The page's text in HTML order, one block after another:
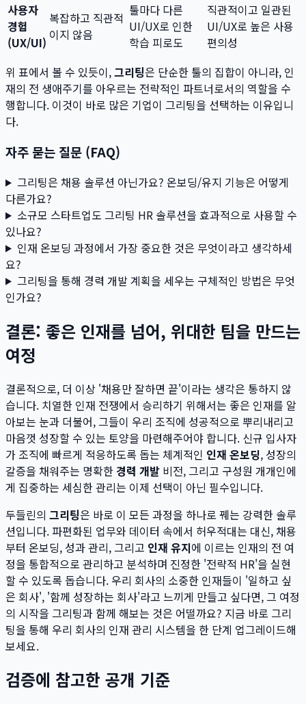
사용자
경험
(UX/UI)
복잡하고 직관적
이지 않음
툴마다 다른
UI/UX로 인한
학습 피로도
직관적이고 일관된
UI/UX로 높은 사용
편의성
위 표에서 볼 수 있듯이,그리팅은 단순한 툴의 집합이 아니라, 인
재의 전 생애주기를 아우르는 전략적인 파트너로서의 역할을 수
행합니다. 이것이 바로 많은 기업이 그리팅을 선택하는 이유입니
다.
자주 묻는 질문 (FAQ)
그리팅은 채용 솔루션 아닌가요? 온보딩/유지 기능은 어떻게
다른가요?
소규모 스타트업도 그리팅 HR 솔루션을 효과적으로 사용할 수
있나요?
인재 온보딩 과정에서 가장 중요한 것은 무엇이라고 생각하세
요?
그리팅을 통해 경력 개발 계획을 세우는 구체적인 방법은 무엇
인가요?
결론: 좋은 인재를 넘어, 위대한 팀을 만드는
여정
결론적으로, 더 이상 '채용만 잘하면 끝'이라는 생각은 통하지 않
습니다. 치열한 인재 전쟁에서 승리하기 위해서는 좋은 인재를 알
아보는 눈과 더불어, 그들이 우리 조직에 성공적으로 뿌리내리고
마음껏 성장할 수 있는 토양을 마련해주어야 합니다. 신규 입사자
가 조직에 빠르게 적응하도록 돕는 체계적인 인재 온보딩, 성장의
갈증을 채워주는 명확한 경력 개발 비전, 그리고 구성원 개개인에
게 집중하는 세심한 관리는 이제 선택이 아닌 필수입니다.
두들린의 그리팅은 바로 이 모든 과정을 하나로 꿰는 강력한 솔루
션입니다. 파편화된 업무와 데이터 속에서 허우적대는 대신, 채용
부터 온보딩, 성과 관리, 그리고 인재 유지에 이르는 인재의 전 여
정을 통합적으로 관리하고 분석하며 진정한 '전략적 HR'을 실현
할 수 있도록 돕습니다. 우리 회사의 소중한 인재들이 '일하고 싶
은 회사', '함께 성장하는 회사'라고 느끼게 만들고 싶다면, 그 여정
의 시작을 그리팅과 함께 해보는 것은 어떨까요? 지금 바로 그리
팅을 통해 우리 회사의 인재 관리 시스템을 한 단계 업그레이드해
보세요.
검증에 참고한 공개 기준